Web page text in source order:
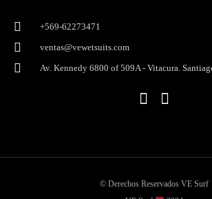
+569-62273471
ventas@vewetsuits.com
Av. Kennedy 6800 of 509A - Vitacura.
I
a
r
F
b
o
© Derechos Reservados VE Surf